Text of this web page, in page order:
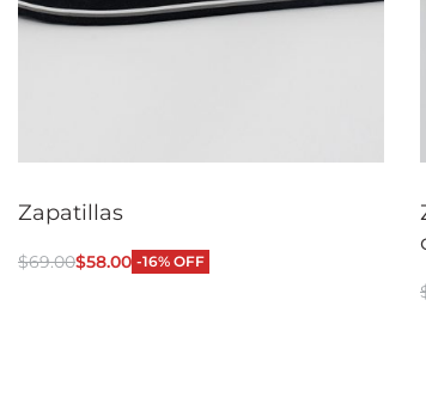
Zapatillas
$69.00$58.00 -16% OFF